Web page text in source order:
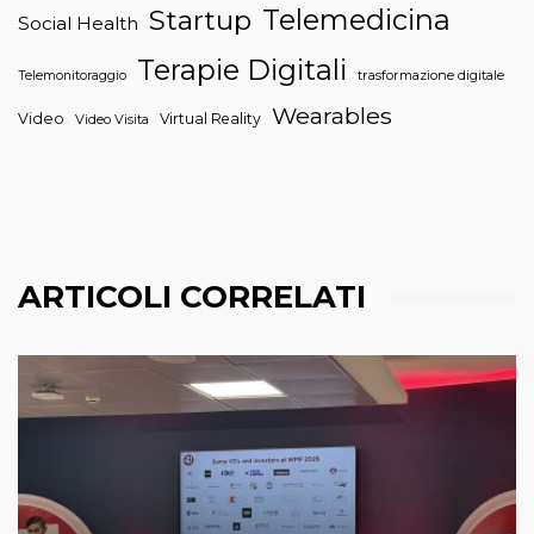
Social Health Startup Telemedicina
Telemonitoraggio Terapie Digitali trasformazione digitale
Video Video Visita Virtual Reality Wearables
ARTICOLI CORRELATI